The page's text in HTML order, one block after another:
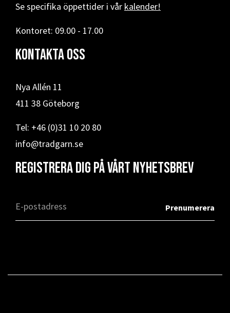
Se specifika öppettider i vår kalender!
Kontoret: 09.00 - 17.00
Kontakta oss
Nya Allén 11
411 38 Göteborg
Tel: +46 (0)31 10 20 80
info@tradgarn.se
Registrera dig på vårt nyhetsbrev